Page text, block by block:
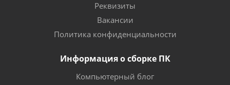
Реквизиты
Вакансии
Политика конфиденциальности
Информация о сборке ПК
Компьютерный блог